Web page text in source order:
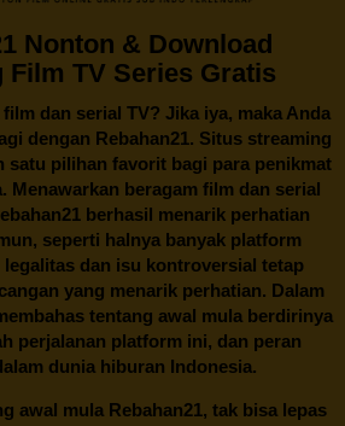
Nonton & Download
Film TV Series Gratis
dan serial TV? Jika iya, maka Anda
dengan Rebahan21. Situs streaming
satu pilihan favorit bagi para penikmat
Menawarkan beragam film dan serial
berhasil menarik perhatian
seperti halnya banyak platform
dan isu kontroversial tetap
yang menarik perhatian. Dalam
tentang awal mula berdirinya
perjalanan platform ini, dan peran
dunia hiburan Indonesia.
awal mula Rebahan21, tak bisa lepas